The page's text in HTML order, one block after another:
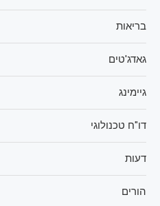
בריאות
גאדג'טים
גיימינג
דו"ח טכנולוגי
דעות
הורים